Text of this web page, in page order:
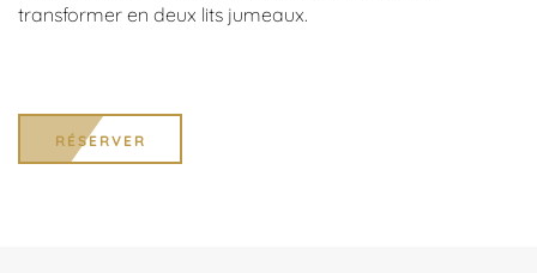
transformer en deux lits jumeaux.
RÉSERVER